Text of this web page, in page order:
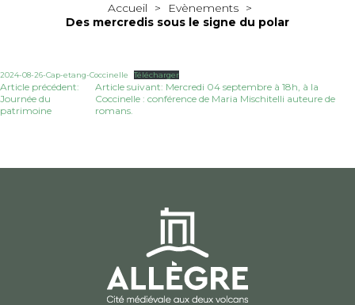
Accueil > Evènements >
Des mercredis sous le signe du polar
2024-08-26-Cap-etang-Coccinelle Télécharger
Navigation
de
Article précédent:
Journée du
patrimoine
Article suivant: Mercredi 04 septembre à 18h, à la
Coccinelle : conférence de Maria Mischitelli auteure de
romans.